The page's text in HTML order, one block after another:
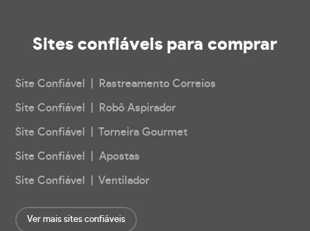
Sites confiáveis para comprar
Site Confiável | Rastreamento Correios
Site Confiável | Robô Aspirador
Site Confiável | Torneira Gourmet
Site Confiável | Apostas
Site Confiável | Ventilador
Ver mais sites confiáveis